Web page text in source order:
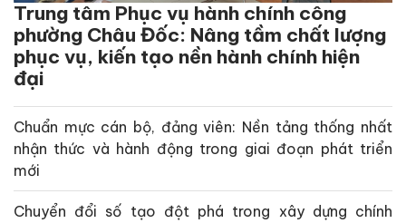
Trung tâm Phục vụ hành chính công
phường Châu Đốc: Nâng tầm chất lượng
phục vụ, kiến tạo nền hành chính hiện
đại
Chuẩn mực cán bộ, đảng viên: Nền tảng thống nhất
nhận thức và hành động trong giai đoạn phát triển
mới
Chuyển đổi số tạo đột phá trong xây dựng chính